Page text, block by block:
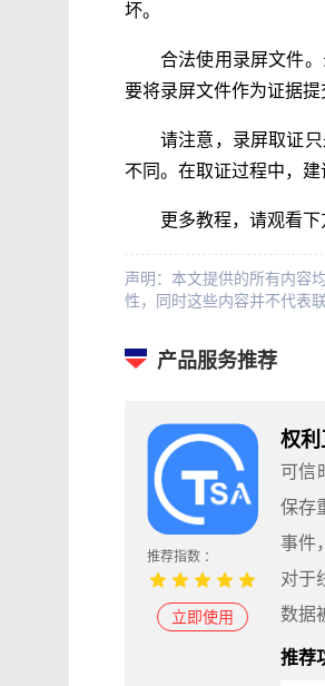
坏。
合法使用录屏文件
要将录屏文件作为证据
请注意，录屏取证
不同。在取证过程中，建
更多教程，请观看
声明：本文提供的所有内容
性，同时这些内容并不代表
产品服务推荐
推荐指数 ：
立即使用
权
可信
保存
事件
对于
数据
推荐